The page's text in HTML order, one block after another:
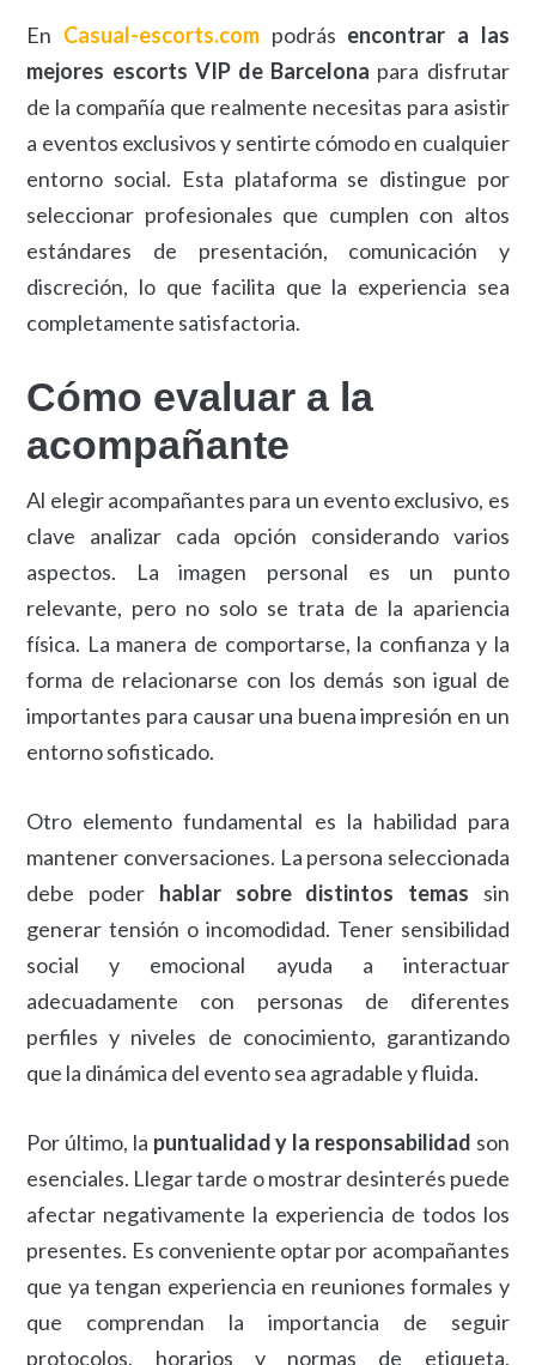
En Casual-escorts.com podrás encontrar a las
mejores escorts VIP de Barcelona para disfrutar
de la compañía que realmente necesitas para asistir
a eventos exclusivos y sentirte cómodo en cualquier
entorno social. Esta plataforma se distingue por
seleccionar profesionales que cumplen con altos
estándares de presentación, comunicación y
discreción, lo que facilita que la experiencia sea
completamente satisfactoria.
Cómo evaluar a la
acompañante
Al elegir acompañantes para un evento exclusivo, es
clave analizar cada opción considerando varios
aspectos. La imagen personal es un punto
relevante, pero no solo se trata de la apariencia
física. La manera de comportarse, la confianza y la
forma de relacionarse con los demás son igual de
importantes para causar una buena impresión en un
entorno sofisticado.
Otro elemento fundamental es la habilidad para
mantener conversaciones. La persona seleccionada
debe poder hablar sobre distintos temas sin
generar tensión o incomodidad. Tener sensibilidad
social y emocional ayuda a interactuar
adecuadamente con personas de diferentes
perfiles y niveles de conocimiento, garantizando
que la dinámica del evento sea agradable y fluida.
Por último, la puntualidad y la responsabilidad son
esenciales. Llegar tarde o mostrar desinterés puede
afectar negativamente la experiencia de todos los
presentes. Es conveniente optar por acompañantes
que ya tengan experiencia en reuniones formales y
que comprendan la importancia de seguir
protocolos, horarios y normas de etiqueta,